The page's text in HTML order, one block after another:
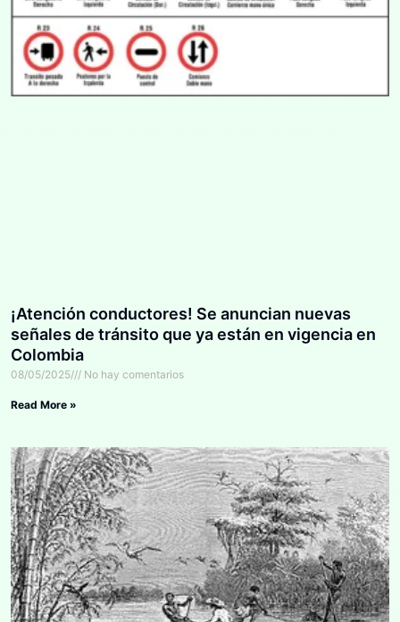
¡Atención conductores! Se anuncian nuevas
señales de tránsito que ya están en vigencia en
Colombia
08/05/2025 No hay comentarios
Read More »